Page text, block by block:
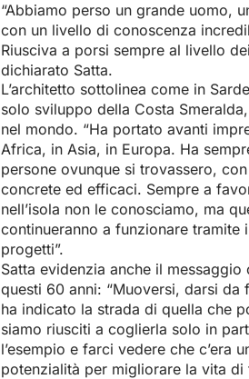
“Abbiamo perso un grande uomo,
con un livello di conoscenza
Riusciva a porsi sempre al livello
dichiarato Satta.
L’architetto sottolinea come in
solo sviluppo della Costa
nel mondo. “Ha portato avanti
Africa, in Asia, in Europa. Ha
persone ovunque si trovassero,
concrete ed efficaci. Sempre a
nell’isola non le conosciamo, ma
continueranno a funzionare tramite
progetti”.
Satta evidenzia anche il
questi 60 anni: “Muoversi, darsi
ha indicato la strada di quella che
siamo riusciti a coglierla solo in
l’esempio e farci vedere che c’era
potenzialità per migliorare la vita di